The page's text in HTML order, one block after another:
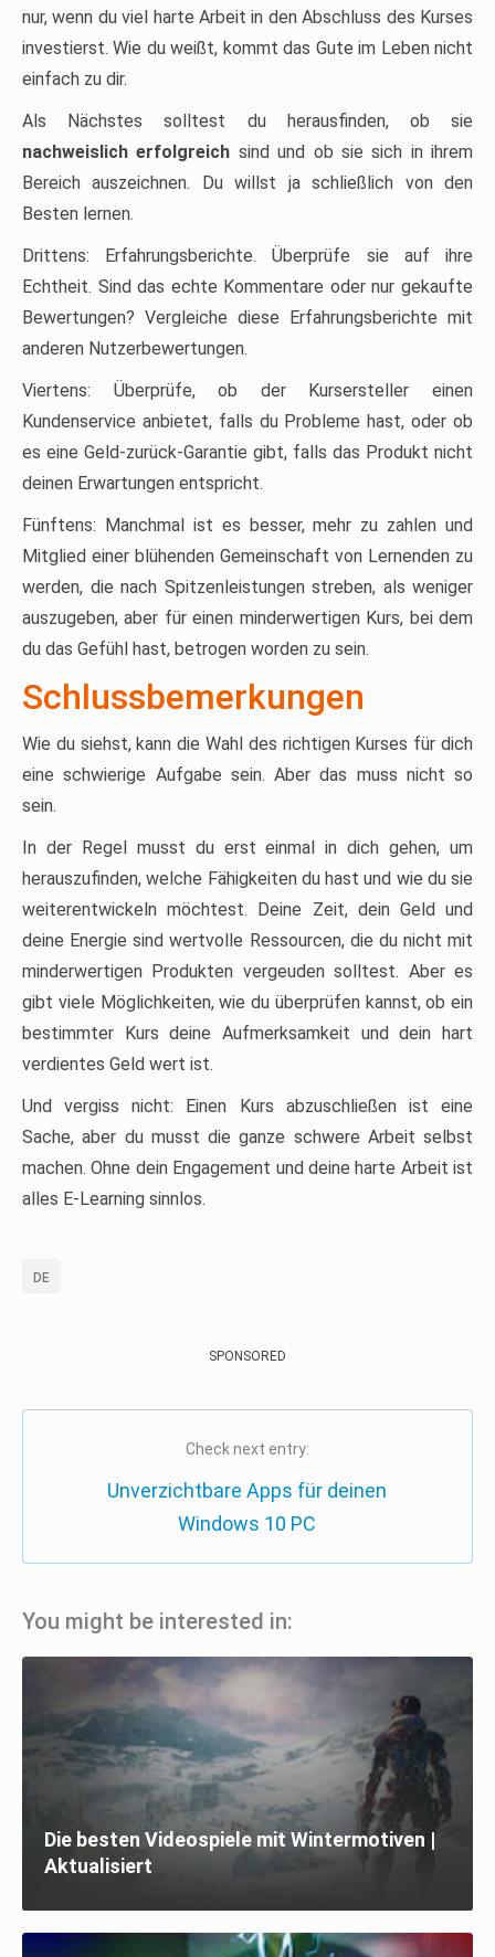
nur, wenn du viel harte Arbeit in den Abschluss des Kurses
investierst. Wie du weißt, kommt das Gute im Leben nicht
einfach zu dir.
Als Nächstes solltest du herausfinden, ob sie
nachweislich erfolgreich sind und ob sie sich in ihrem
Bereich auszeichnen. Du willst ja schließlich von den
Besten lernen.
Drittens: Erfahrungsberichte. Überprüfe sie auf ihre
Echtheit. Sind das echte Kommentare oder nur gekaufte
Bewertungen? Vergleiche diese Erfahrungsberichte mit
anderen Nutzerbewertungen.
Viertens: Überprüfe, ob der Kursersteller einen
Kundenservice anbietet, falls du Probleme hast, oder ob
es eine Geld-zurück-Garantie gibt, falls das Produkt nicht
deinen Erwartungen entspricht.
Fünftens: Manchmal ist es besser, mehr zu zahlen und
Mitglied einer blühenden Gemeinschaft von Lernenden zu
werden, die nach Spitzenleistungen streben, als weniger
auszugeben, aber für einen minderwertigen Kurs, bei dem
du das Gefühl hast, betrogen worden zu sein.
Schlussbemerkungen
Wie du siehst, kann die Wahl des richtigen Kurses für dich
eine schwierige Aufgabe sein. Aber das muss nicht so
sein.
In der Regel musst du erst einmal in dich gehen, um
herauszufinden, welche Fähigkeiten du hast und wie du sie
weiterentwickeln möchtest. Deine Zeit, dein Geld und
deine Energie sind wertvolle Ressourcen, die du nicht mit
minderwertigen Produkten vergeuden solltest. Aber es
gibt viele Möglichkeiten, wie du überprüfen kannst, ob ein
bestimmter Kurs deine Aufmerksamkeit und dein hart
verdientes Geld wert ist.
Und vergiss nicht: Einen Kurs abzuschließen ist eine
Sache, aber du musst die ganze schwere Arbeit selbst
machen. Ohne dein Engagement und deine harte Arbeit ist
alles E-Learning sinnlos.
DE
SPONSORED
Check next entry:
Unverzichtbare Apps für deinen
Windows 10 PC
You might be interested in:
Die besten Videospiele mit Wintermotiven |
Aktualisiert